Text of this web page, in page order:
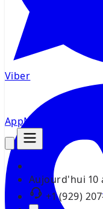
AppMsr
Aujourd'hui 10
+1 (929)
Viber